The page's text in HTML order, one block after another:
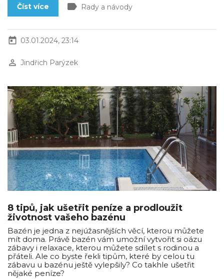
Číst více label Rady a návody
today 03.01.2024, 23:14
perm_identity Jindřich Parýzek
8 tipů, jak ušetřit peníze a prodloužit
životnost vašeho bazénu
Bazén je jedna z nejúžasnějších věcí, kterou můžete
mít doma. Právě bazén vám umožní vytvořit si oázu
zábavy i relaxace, kterou můžete sdílet s rodinou a
přáteli. Ale co byste řekli tipům, které by celou tu
zábavu u bazénu ještě vylepšily? Co takhle ušetřit
nějaké peníze?